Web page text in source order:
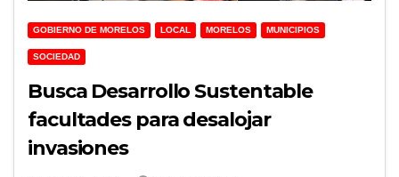
GOBIERNO DE MORELOS LOCAL MORELOS MUNICIPIOS
SOCIEDAD
Busca Desarrollo Sustentable
facultades para desalojar
invasiones